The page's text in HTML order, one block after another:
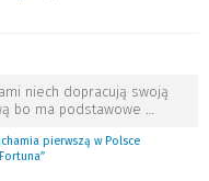
niech dopracują swoją
bo ma podstawowe …
pierwszą w Polsce